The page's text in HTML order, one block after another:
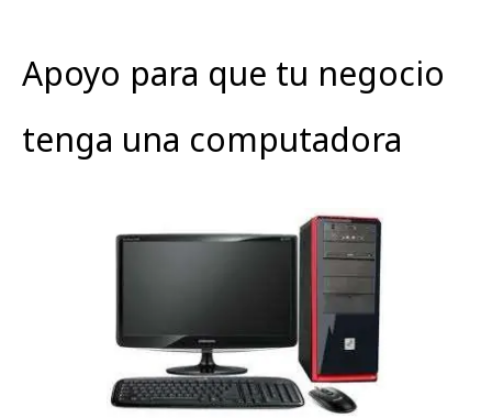
Apoyo para que tu negocio
tenga una computadora